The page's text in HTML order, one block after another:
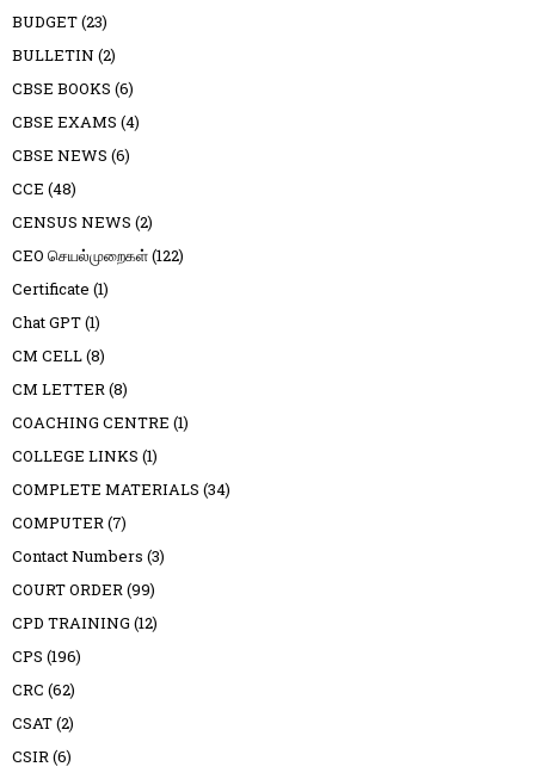
BUDGET(23)
BULLETIN (2)
CBSE BOOKS (6)
CBSE EXAMS (4)
CBSE NEWS (6)
CCE (48)
CENSUS NEWS (2)
CEO செயல்முறைகள்(122)
Certificate (1)
Chat GPT(1)
CM CELL(8)
CM LETTER(8)
COACHING CENTRE (1)
COLLEGE LINKS (1)
COMPLETE MATERIALS (34)
COMPUTER(7)
Contact Numbers (3)
COURT ORDER(99)
CPD TRAINING (12)
CPS (196)
CRC (62)
CSAT(2)
CSIR(6)